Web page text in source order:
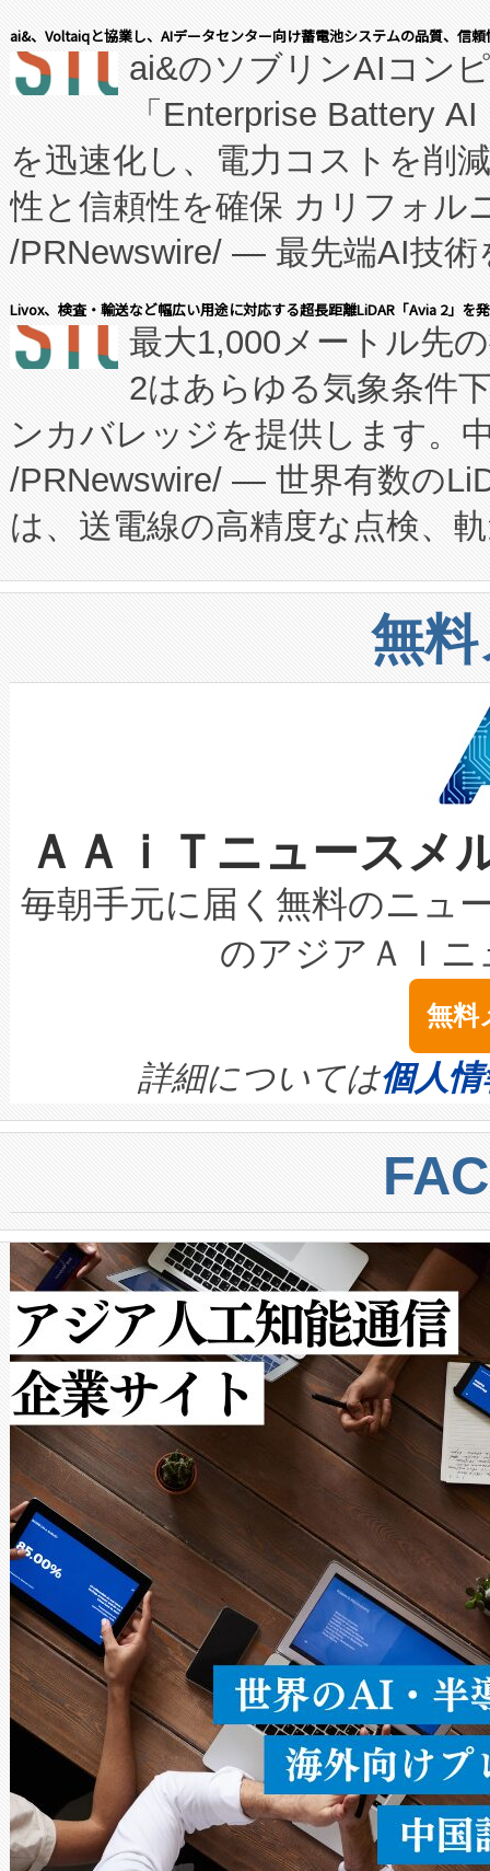
表しました。 同社の実績ある
manufacturing™ (FCCM™) プ
たNeXは、バイオ医薬品製造
従来のフェッドバッチ施設の
に、患者やサプライチェーン
キー方式で拡張性が高く、持
す。FCCM‑を活用した現地生
患者にとっての費用負担を大
のアクセスを大幅に拡大する
Fully-Connected Continuous
プログラムには、施設設計・
に関する技術移転および知的
構造化トレーニングカリキュ
上げおよび商用化段階におけ
設備整備および立ち上げ調整
加組織は、Enzeneのバイオ
選定された製品について、自
取得できる可能性もあります
設には、3億～4億ドルかか
最高経営責任者（CEO）であ
す。「当社のfully-connected
ームを利用すれば、6,000万
きます。この効率性は、フェ
ai&、Voltaiqと協業し、AIデータセンター向け蓄電池システムの品質、信
ai&のソブリンAIコン
「Enterprise Battery
を迅速化し、電力コストを削
性と信頼性を確保 カリフォル
/PRNewswire/ — 最先端AI技術
会社エーアイ・アンド：本社
President原信平）と、エンタ
ードするVoltaiqは、日本にあ
ーエネルギー貯蔵システム（
た。 Voltaiq独自のAI搭載プラ
定、統合、導入、運用に至る
安全性を追跡し、確保する事
増加しているデータセンター
る電力網に大きな負担をかけ
事業者の負担軽減という課題
系統連系を迅速にし、ピーク
限を超えて利用可能な電力容
持できるよう貢献します。こ
ービスレベル契約（SLA）違
テリー性能の劣化によるダウ
念は、現在データセンターが
ます。 Voltaiq provides a
quality and reliability for AI
BESS stack to ensure battery
centers. Voltaiqは、ai&のAI
からシステム統合、試運転、
クルの各段階のデータを監視
[…]
Livox、検査・輸送など幅広い用途に対応する超長距離LiDAR「Avia 2」を
最大1,000メートル先
2はあらゆる気象条件
ンカバレッジを提供します。
/PRNewswire/ — 世界有数の
は、送電線の高精度な点検、
や穀物倉庫におけるバルク材
リューション「Avia 2」を発
したAvia 2は、1,000メート
狭視野のFOVを切り替えるこ
ケーブル、枝などの細かな対
なレーザースポットにより、
な環境下でも豊かなディテー
キロメートル範囲を検出
LiDAR for Inspections,
は1535 nmレーザーを搭載。
イズの小径化を実現すること
す。ノーマルモードでは、
ートル先まで検出でき、これ
トに対して約600メートルに
では、反射率10％のターゲッ
で向上し、最大検知距離は
ットだけで最大1キロメート
ルの変電所周囲を監視でき、
作業と点群処理を簡素化でき
Avia 2は、2種類のFOVオプシ
× 80°のノーマルモード、長
ードを切り替えて使用するこ
ることなく、単一のデバイス
うにします。遠距離まで届く
密度なスキャ […]
無
ＡＡｉＴニュース
毎朝手元に届く無料のニュ
のアジアＡＩ
無料
詳細については個人